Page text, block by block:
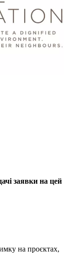
заявки на цей
на проєктах,